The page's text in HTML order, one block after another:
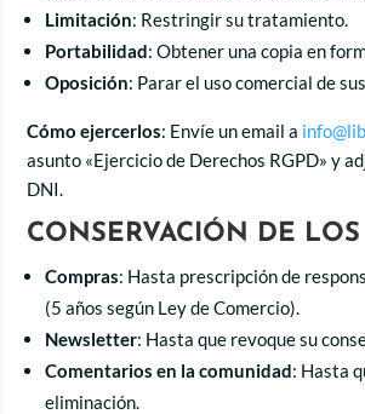
Limitación: Restringir su tratamiento.
Portabilidad: Obtener una copia en
Oposición: Parar el uso comercial de
Cómo ejercerlos: Envíe un email a
asunto «Ejercicio de Derechos RGPD» y
DNI.
CONSERVACIÓN DE LOS
Compras: Hasta prescripción de
(5 años según Ley de Comercio).
Newsletter: Hasta que revoque su
Comentarios en la comunidad: Hasta
eliminación.